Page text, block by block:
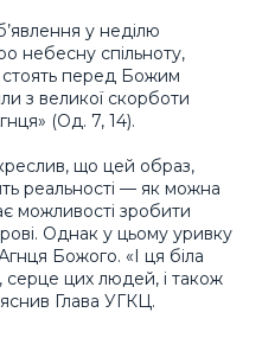
у неділю
небесну спільноту,
стоять перед Божим
з великої скорботи
(Од. 7, 14).
що цей образ,
реальності — як можна
можливості зробити
Однак у цьому уривку
Божого. «І ця біла
серце цих людей, і також
Глава УГКЦ.